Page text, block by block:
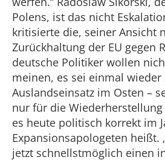
Polens, ist das nicht
kritisierte die, seiner Ansicht
Zurückhaltung der EU gegen
deutsche Politiker wollen
meinen, es sei einmal
Auslandseinsatz im Osten –
nur für die
es heute politisch korrekt im
Expansionsapologeten heißt.
jetzt schnellstmöglich einen